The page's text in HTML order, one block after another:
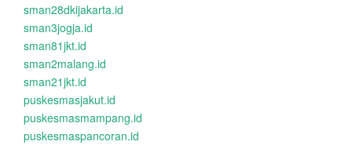
sman28dkijakarta.id
sman3jogja.id
sman81jkt.id
sman2malang.id
sman21jkt.id
puskesmasjakut.id
puskesmasmampang.id
puskesmaspancoran.id